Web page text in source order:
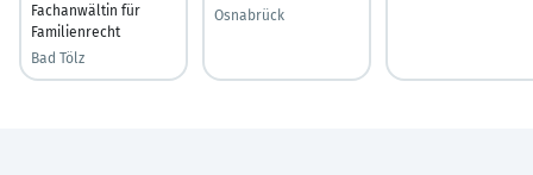
Fachanwältin für
Familienrecht
Bad Tölz
Osnabrück